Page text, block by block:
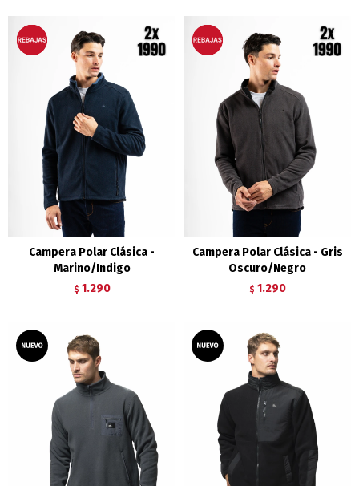
Campera Polar Clásica -
Marino/Indigo
$ 1.290
Campera Polar Clásica - Gris
Oscuro/Negro
$ 1.290